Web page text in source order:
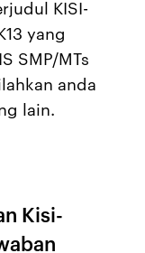
KISI-
yang
SMP/MTs
anda
lain.
Kisi-